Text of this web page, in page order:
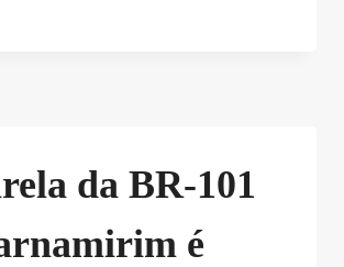
da BR-101
é